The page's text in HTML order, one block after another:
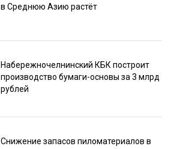
в Среднюю Азию растёт
Набережночелнинский КБК построит
производство бумаги-основы за 3 млрд
рублей
Снижение запасов пиломатериалов в